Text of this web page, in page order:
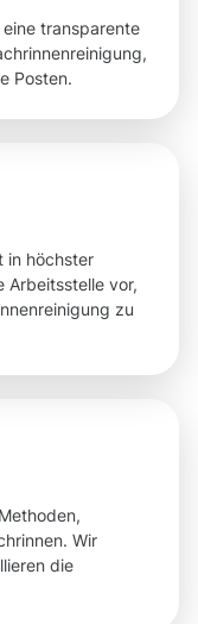
transparente
Posten.
in höchster
Arbeitsstelle vor,
zu
Wir
die